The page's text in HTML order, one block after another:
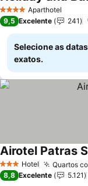
4 EstrelasAparthotel
9,5 Excelente 241
Selecione as
exatos.
3 EstrelasHotel Quartos
Airotel Patras
8,8 Excelente 5.121